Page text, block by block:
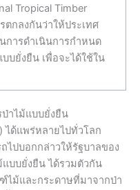
Tropical Timber
ตกลงกันว่าให้ประเทศ
การดำเนินการกำหนด
บยั่งยืน เพื่อจะได้ใช้ใน
าไม้แบบยั่งยืน
ได้แพร่หลายไปทั่วโลก
ไปบอกกล่าวให้รัฐบาลของ
แบบยั่งยืน ได้รวมตัวกัน
ม้และกระดาษที่มาจากป่า